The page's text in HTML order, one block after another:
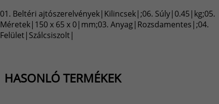
01. Beltéri ajtószerelvények|Kilincsek|;06. Súly|0.45|kg;05.
Méretek|150 x 65 x 0|mm;03. Anyag|Rozsdamentes|;04.
Felület|Szálcsiszolt|
HASONLÓ TERMÉKEK